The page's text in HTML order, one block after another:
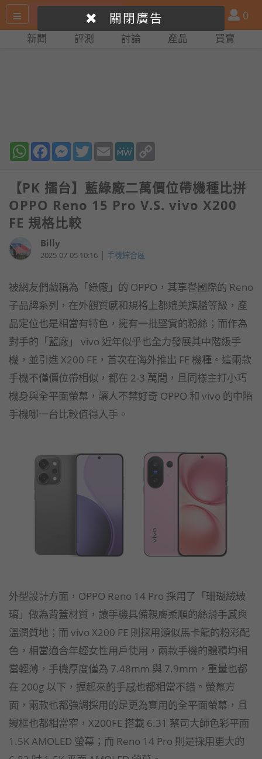
尋
產
品
比
會
員
0
新聞 評測 討論 產品 買賣
WhatsAppFacebookMessenger
TwitterEmail MeWe
【PK 擂台】藍綠廠二萬價位帶機種比拼
OPPO Reno 15 Pro V.S. vivo X200
FE 規格比較
Billy
2025-07-05 10:16 | 手機綜合區
被網友們戲稱為「綠廠」的 OPPO，其享譽國際的 Reno
子品牌系列，在外觀質感和規格上都媲美旗艦等級，產
品定位也是相當有特色，擁有一批堅實的粉絲；而作為
對手的「藍廠」 vivo 近年似乎也全力發展其中階級手
機，並引進 X200 FE，首次在海外推出 FE 機種。這兩款
手機不僅價位帶相似，都在 2-3 萬間，且同樣主打小巧
機身與全平面螢幕，讓人不禁好奇 OPPO 和 vivo 的中階
手機哪一台比較值得入手。
外型設計方面，OPPO Reno 14 Pro 採用了「珊瑚絨玻
璃」做為背蓋材質，讓手機具備親膚柔順的絲滑手感與
溫潤質地；而 vivo X200 FE 則採用類似馬卡龍的粉彩配
色，相當適合年輕女性用戶使用，兩款手機的體積均相
當輕薄，手機厚度僅為 7.48mm 與 7.9mm，重量也都
在 200g 以下，握起來的手感也都相當不錯。螢幕方
面，兩款也都強調採用的是更為實用的全平面螢幕，且
邊框也都相當窄，X200FE 搭載 6.31 蔡司大師色彩平面
1.5K AMOLED 螢幕；而 Reno 14 Pro 則是採用更大的
關閉廣告